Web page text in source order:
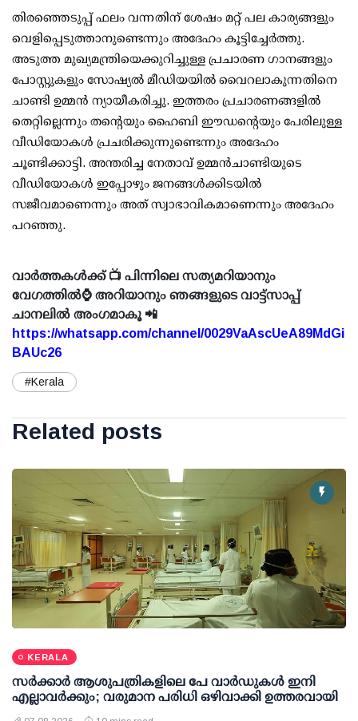
തിരഞ്ഞെടുപ്പ് ഫലം വന്നതിന് ശേഷം മറ്റ് പല കാര്യങ്ങളും
വെളിപ്പെടുത്താനുണ്ടെന്നും അദേഹം കൂട്ടിച്ചേര്‍ത്തു.
അടുത്ത മുഖ്യമന്ത്രിയെക്കുറിച്ചുള്ള പ്രചാരണ ഗാനങ്ങളും
പോസ്റ്റുകളും സോഷ്യല്‍ മീഡിയയില്‍ വൈറലാകുന്നതിനെ
ചാണ്ടി ഉമ്മന്‍ ന്യായീകരിച്ചു. ഇത്തരം പ്രചാരണങ്ങളില്‍
തെറ്റില്ലെന്നും തന്റെയും ഹൈബി ഈഡന്റെയും പേരിലുള്ള
വീഡിയോകള്‍ പ്രചരിക്കുന്നുണ്ടെന്നും അദേഹം
ചൂണ്ടിക്കാട്ടി. അന്തരിച്ച നേതാവ് ഉമ്മന്‍ചാണ്ടിയുടെ
വീഡിയോകള്‍ ഇപ്പോഴും ജനങ്ങള്‍ക്കിടയില്‍
സജീവമാണെന്നും അത് സ്വാഭാവികമാണെന്നും അദേഹം
പറഞ്ഞു.
വാർത്തകൾക്ക് 📺 പിന്നിലെ സത്യമറിയാനും
വേഗത്തിൽ⌚ അറിയാനും ഞങ്ങളുടെ വാട്ട്സാപ്പ്
ചാനലിൽ അംഗമാകൂ 📲
https://whatsapp.com/channel/0029VaAscUeA89MdGi
BAUc26
#Kerala
Related posts
KERALA
സര്‍ക്കാര്‍ ആശുപത്രികളിലെ പേ വാര്‍ഡുകള്‍ ഇനി
എല്ലാവര്‍ക്കും; വരുമാന പരിധി ഒഴിവാക്കി ഉത്തരവായി